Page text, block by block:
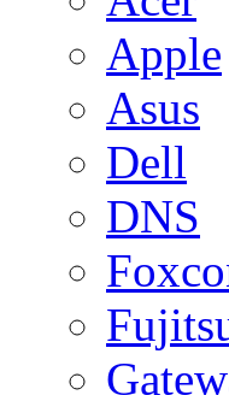
Apple
Asus
Dell
DNS